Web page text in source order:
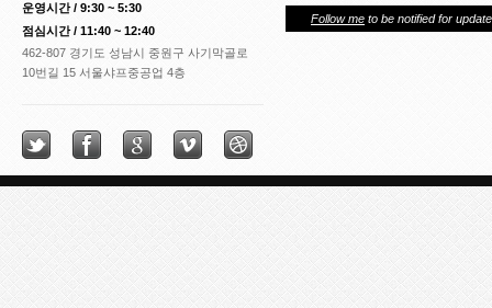
운영시간 / 9:30 ~ 5:30
점심시간 / 11:40 ~ 12:40
462-807 경기도 성남시 중원구 사기막골로
10번길 15 서울샤프중공업 4층
Follow me to be notified for